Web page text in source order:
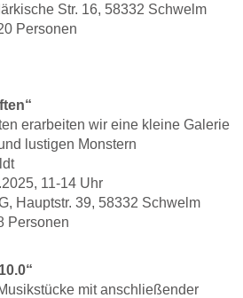
Str. 16, 58332 Schwelm
Personen
erarbeiten wir eine kleine Galerie
lustigen Monstern
11-14 Uhr
Hauptstr. 39, 58332 Schwelm
Personen
mit anschließender